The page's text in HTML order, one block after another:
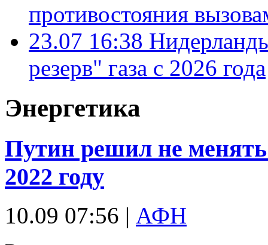
противостояния
23.07 16:38
резерв" газа с 2026 года
Энергетика
Путин решил не менять
2022 году
10.09 07:56 | АФН